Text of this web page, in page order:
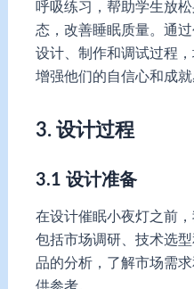
呼吸练习，帮助学生放
态，改善睡眠质量。通
设计、制作和调试过程
增强他们的自信心和成
3. 设计过程
3.1 设计准备
在设计催眠小夜灯之前
包括市场调研、技术选
品的分析，了解市场需